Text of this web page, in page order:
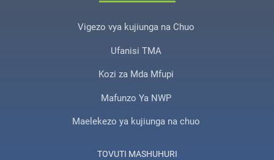
Vigezo vya kujiunga na Chuo
Ufanisi TMA
Kozi za Mda Mfupi
Mafunzo Ya NWP
Maelekezo ya kujiunga na chuo
TOVUTI MASHUHURI